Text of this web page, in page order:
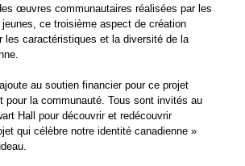
œuvres communautaires réalisées par les
ce troisième aspect de création
les caractéristiques et la diversité de la
au soutien financier pour ce projet
pour la communauté. Tous sont invités au
Hall pour découvrir et redécouvrir
qui célèbre notre identité canadienne »